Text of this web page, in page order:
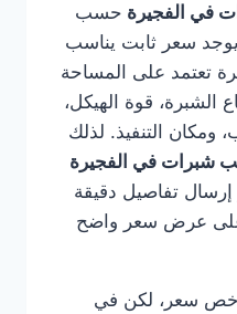
في الفجيرة حسب
سعر ثابت يناسب
تعتمد على المساحة
الشبرة، قوة الهيكل،
ومكان التنفيذ. لذلك
شبرات في الفجيرة
تفاصيل دقيقة
عرض سعر واضح
سعر، لكن في